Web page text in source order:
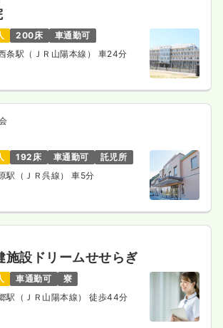
200床
車通勤可
条駅（ＪＲ山陽本線） 車24分
192床 車通勤可
託児所
駅（ＪＲ呉線） 車5分
施設ドリームせせらぎ
車通勤可
寮
駅（ＪＲ山陽本線） 徒歩44分